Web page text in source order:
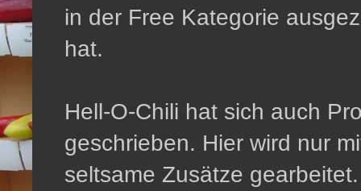
in der Free Kategorie
hat.
Hell-O-Chili hat sich auch
geschrieben. Hier wird nur
seltsame Zusätze